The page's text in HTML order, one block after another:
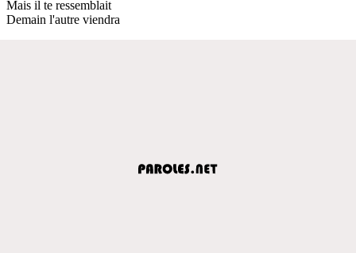
Mais il te ressemblait
Demain l'autre viendra